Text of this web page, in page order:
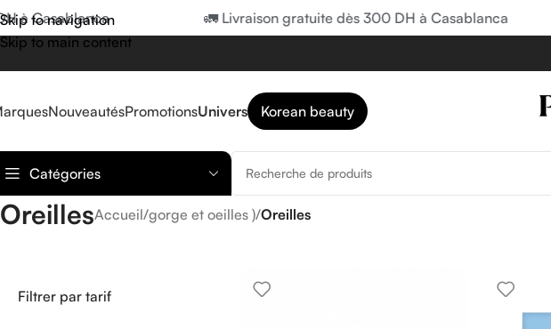
Skip to navigation
Skip to main content
à Casablanca 🚛 Livraison gratuite dès 300 DH à Casablanca
NouveautésPromotionsUnivers Korean beauty
Catégories
OreillesAccueil/gorge et oeilles )/Oreilles
Filtrer par tarif